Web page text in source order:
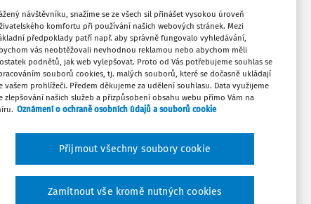
Konána by měla být jen
že v některých případech
se zaměstnancem,
a zákon zná dokonce i
Máte předplatné? Přihlaste se
Tisknout
Oblíbené
návštěvníku, snažíme se ze všech sil přinášet vysokou úroveň
komfortu při používání našich webových stránek. Mezi
předpoklady patří např. aby správně fungovalo vyhledávání,
vás neobtěžovali nevhodnou reklamou nebo abychom měli
podnětů, jak web vylepšovat. Proto od Vás potřebujeme souhlas se
souborů cookies, tj. malých souborů, které se dočasně ukládají
vašem prohlížeči. Předem děkujeme za udělení souhlasu. Data využijeme
zlepšování našich služeb a přizpůsobení obsahu webu přímo Vám na
Oznámení o ochraně osobních údajů a souborů cookie
Zamítnout vše kromě nutných cookies
Přijmout všechny soubory cookie